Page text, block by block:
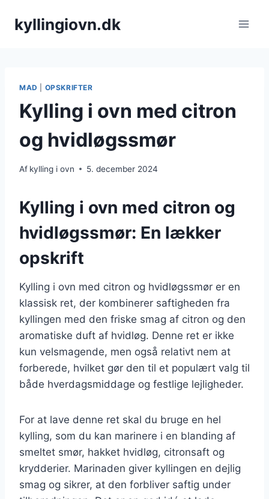
kyllingiovn.dk
MAD OPSKRIFTER
Kylling i ovn med citron
og hvidløgssmør
Af kylling i ovn 5. december 2024
Kylling i ovn med citron og
hvidløgssmør: En lækker
opskrift
Kylling i ovn med citron og hvidløgssmør er en
klassisk ret, der kombinerer saftigheden fra
kyllingen med den friske smag af citron og den
aromatiske duft af hvidløg. Denne ret er ikke
kun velsmagende, men også relativt nem at
forberede, hvilket gør den til et populært valg til
både hverdagsmiddage og festlige lejligheder.
For at lave denne ret skal du bruge en hel
kylling, som du kan marinere i en blanding af
smeltet smør, hakket hvidløg, citronsaft og
krydderier. Marinaden giver kyllingen en dejlig
smag og sikrer, at den forbliver saftig under